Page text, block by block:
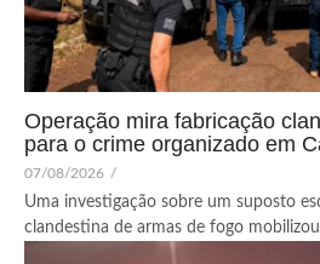
Operação mira fabricação
para o crime organizado em
07/08/2026 /
Uma investigação sobre um suposto
clandestina de armas de fogo